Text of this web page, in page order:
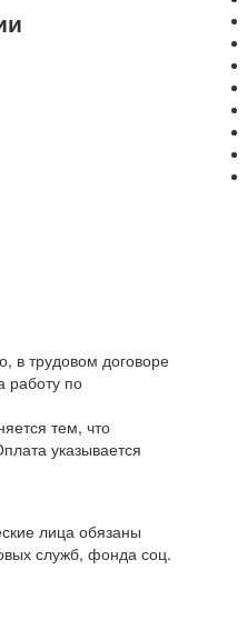
в трудовом договоре
работу по
тем, что
указывается
лица обязаны
служб, фонда соц.